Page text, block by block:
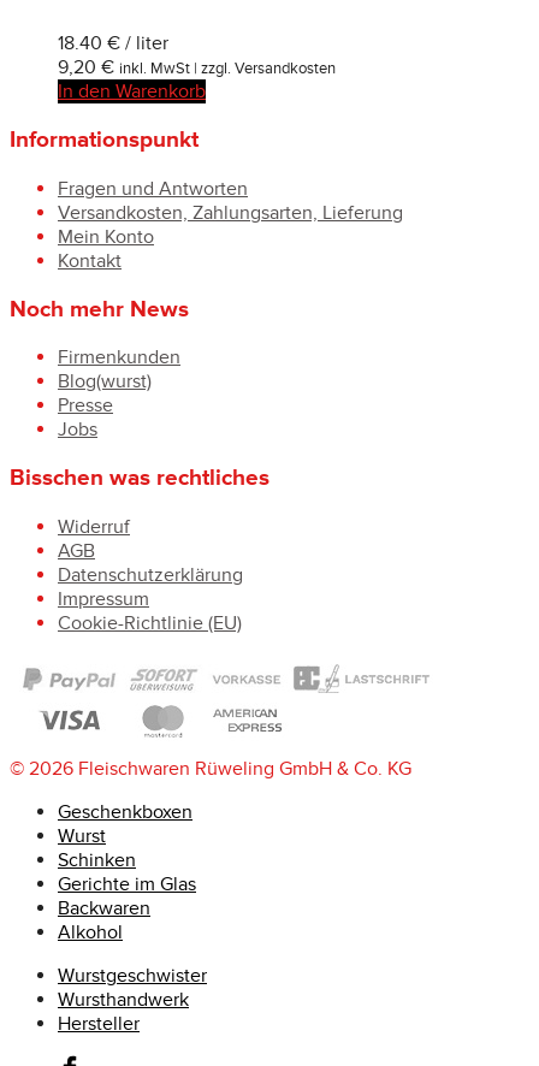
18.40 € / liter
9,20 € inkl. MwSt | zzgl. Versandkosten
In den Warenkorb
Informationspunkt
Fragen und Antworten
Versandkosten, Zahlungsarten, Lieferung
Mein Konto
Kontakt
Noch mehr News
Firmenkunden
Blog(wurst)
Presse
Jobs
Bisschen was rechtliches
Widerruf
AGB
Datenschutzerklärung
Impressum
Cookie-Richtlinie (EU)
© 2026 Fleischwaren Rüweling GmbH & Co. KG
Geschenkboxen
Wurst
Schinken
Gerichte im Glas
Backwaren
Alkohol
Wurstgeschwister
Wursthandwerk
Hersteller